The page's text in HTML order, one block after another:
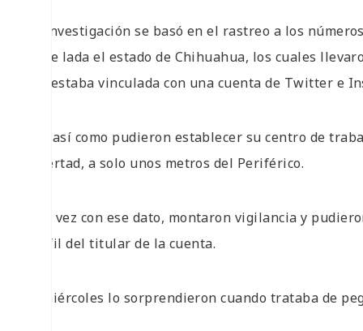
La investigación se basó en el rastreo a los
clave lada el estado de Chihuahua, los cuales
vez estaba vinculada con una cuenta de Twitter e
Fue así como pudieron establecer su centro de
Libertad, a solo unos metros del Periférico.
Una vez con ese dato, montaron vigilancia y
perfil del titular de la cuenta.
El miércoles lo sorprendieron cuando trataba de